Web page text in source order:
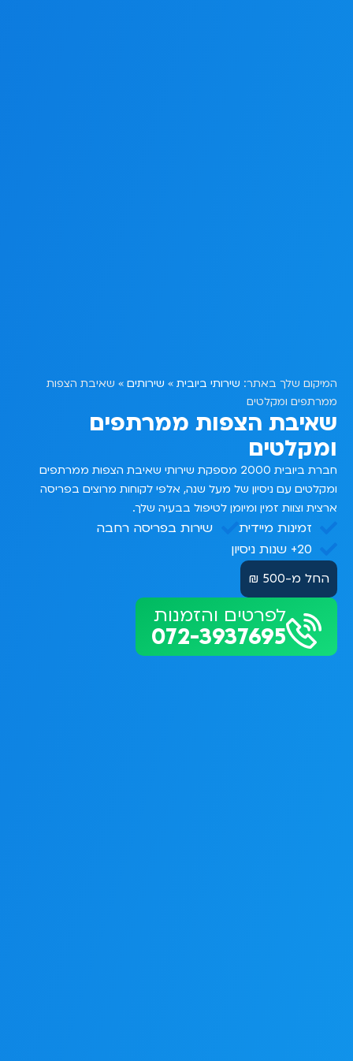
המיקום שלך באתר: שירותי ביובית » שירותים » שאיבת הצפות
ממרתפים ומקלטים
שאיבת הצפות ממרתפים
ומקלטים
חברת ביובית 2000 מספקת שירותי שאיבת הצפות ממרתפים
ומקלטים עם ניסיון של מעל שנה, אלפי לקוחות מרוצים בפריסה
ארצית וצוות זמין ומיומן לטיפול בבעיה שלך.
זמינות מיידית
שירות בפריסה רחבה
20+ שנות ניסיון
החל מ-500 ₪
לפרטים והזמנות
072-3937695